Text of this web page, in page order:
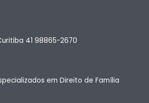
41 98865-2670
em Direito de Família